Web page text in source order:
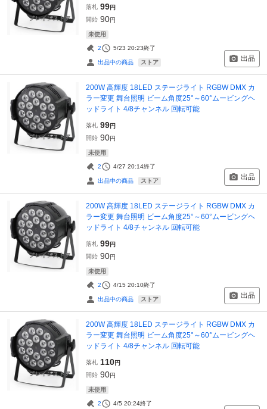
落札 99円
開始 90円
未使用
2 5/23 20:23終了
出品中の商品 ストア 出品
200W 高輝度 18LED ステージライト RGBW DMX カ
ラー変更 舞台照明 ビーム角度25°～60°ムービングヘ
ッドライト 4/8チャンネル 回転可能
落札 99円
開始 90円
未使用
2 4/27 20:14終了
出品中の商品 ストア 出品
200W 高輝度 18LED ステージライト RGBW DMX カ
ラー変更 舞台照明 ビーム角度25°～60°ムービングヘ
ッドライト 4/8チャンネル 回転可能
落札 99円
開始 90円
未使用
2 4/15 20:10終了
出品中の商品 ストア 出品
200W 高輝度 18LED ステージライト RGBW DMX カ
ラー変更 舞台照明 ビーム角度25°～60°ムービングヘ
ッドライト 4/8チャンネル 回転可能
落札 110円
開始 90円
未使用
2 4/5 20:24終了